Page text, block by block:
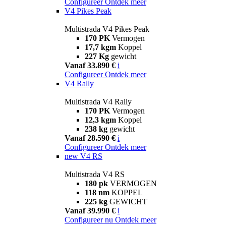
V4 Pikes Peak
Multistrada V4 Pikes Peak
170 PK Vermogen
17,7 kgm Koppel
227 Kg gewicht
Vanaf 33.890 € i
Configureer Ontdek meer
V4 Rally
Multistrada V4 Rally
170 PK Vermogen
12,3 kgm Koppel
238 kg gewicht
Vanaf 28.590 € i
Configureer Ontdek meer
new V4 RS
Multistrada V4 RS
180 pk VERMOGEN
118 nm KOPPEL
225 kg GEWICHT
Vanaf 39.990 € i
Configureer nu Ontdek meer